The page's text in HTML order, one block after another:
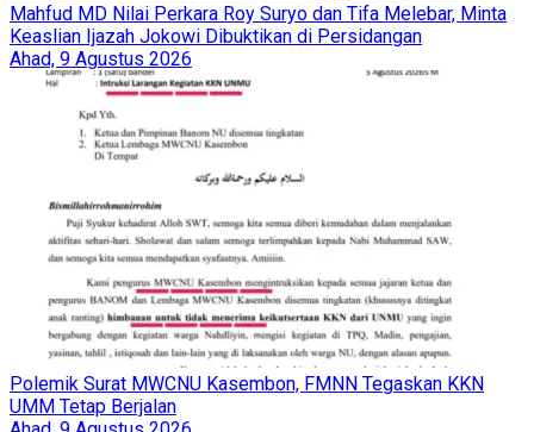
Mahfud MD Nilai Perkara Roy Suryo dan Tifa Melebar, Minta
Keaslian Ijazah Jokowi Dibuktikan di Persidangan
Ahad, 9 Agustus 2026
Polemik Surat MWCNU Kasembon, FMNN Tegaskan KKN
UMM Tetap Berjalan